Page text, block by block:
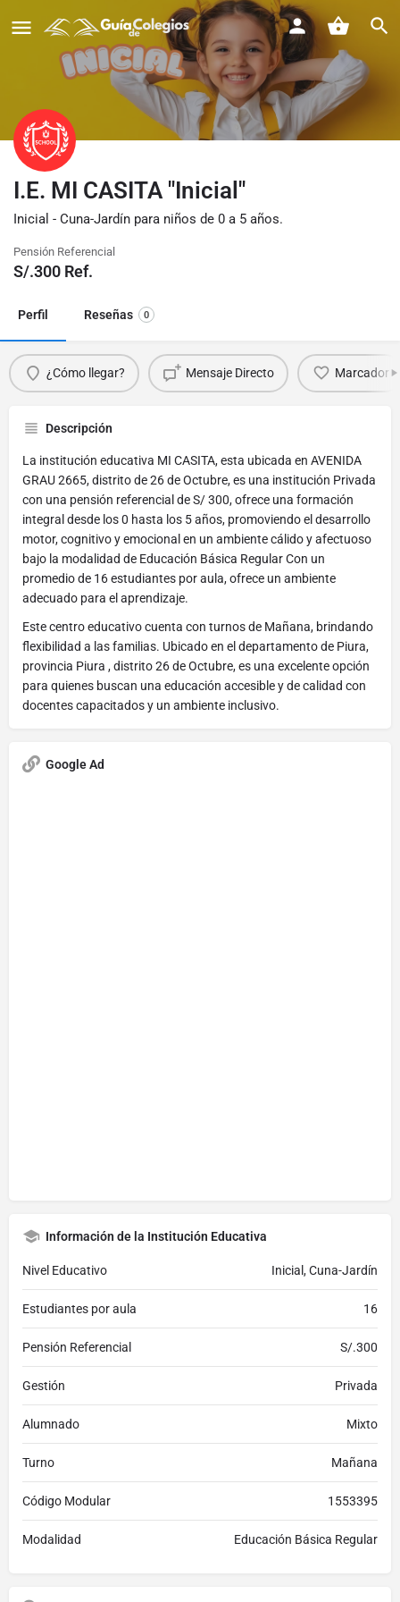
I.E. MI CASITA "Inicial"
Inicial - Cuna-Jardín para niños de 0 a 5 años.
Pensión Referencial
S/.300 Ref.
Perfil Reseñas 0
¿Cómo llegar? Mensaje Directo Marcador
Descripción
La institución educativa MI CASITA, esta ubicada en AVENIDA
GRAU 2665, distrito de 26 de Octubre, es una institución Privada
con una pensión referencial de S/ 300, ofrece una formación
integral desde los 0 hasta los 5 años, promoviendo el desarrollo
motor, cognitivo y emocional en un ambiente cálido y afectuoso
bajo la modalidad de Educación Básica Regular Con un
promedio de 16 estudiantes por aula, ofrece un ambiente
adecuado para el aprendizaje.
Este centro educativo cuenta con turnos de Mañana, brindando
flexibilidad a las familias. Ubicado en el departamento de Piura,
provincia Piura , distrito 26 de Octubre, es una excelente opción
para quienes buscan una educación accesible y de calidad con
docentes capacitados y un ambiente inclusivo.
Google Ad
Información de la Institución Educativa
Nivel Educativo Inicial, Cuna-Jardín
Estudiantes por aula 16
Pensión Referencial S/.300
Gestión Privada
Alumnado Mixto
Turno Mañana
Código Modular 1553395
Modalidad Educación Básica Regular